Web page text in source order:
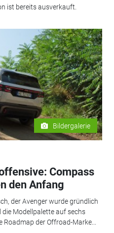
ist bereits ausverkauft.
Bildergalerie
Compass
den Anfang
der Avenger wurde gründlich
Modellpalette auf sechs
der Offroad-Marke...